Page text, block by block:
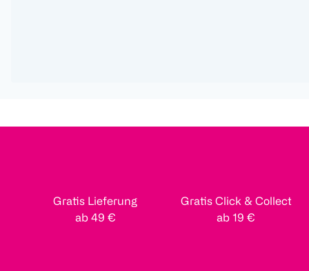
Gratis Lieferung
ab 49 €
Gratis Click & Collect
ab 19 €